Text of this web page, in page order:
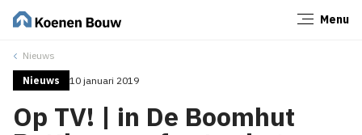
Menu
Nieuws
Nieuws 10 januari 2019
Op TV! | in De Boomhut
Sluiten